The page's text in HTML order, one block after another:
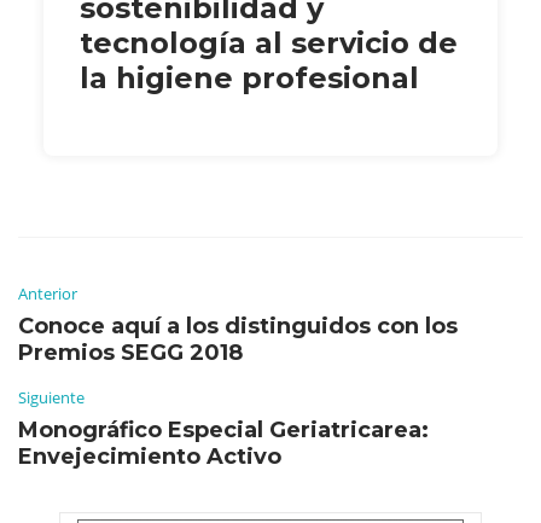
sostenibilidad y
tecnología al servicio de
la higiene profesional
Anterior
Conoce aquí a los distinguidos con los
Premios SEGG 2018
Siguiente
Monográfico Especial Geriatricarea:
Envejecimiento Activo